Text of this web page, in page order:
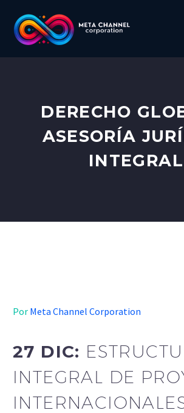
DERECHO
ASESORÍA
INTEGRAL
Por Meta Channel Corporation
27 DIC:
INTEGRAL DE